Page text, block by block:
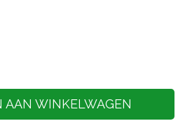
AAN WINKELWAGEN